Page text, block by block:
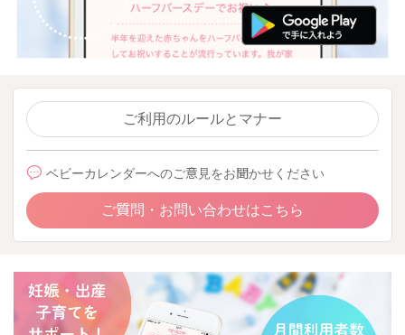
ご利用のルールとマナー
ベビーカレンダーへのご意見をお聞かせください
ご質問・お問い合わせはこちら